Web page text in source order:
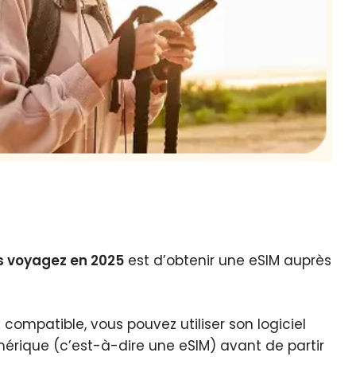
en 2025 est d’obtenir une eSIM auprès
vous pouvez utiliser son logiciel
(c’est-à-dire une eSIM) avant de partir